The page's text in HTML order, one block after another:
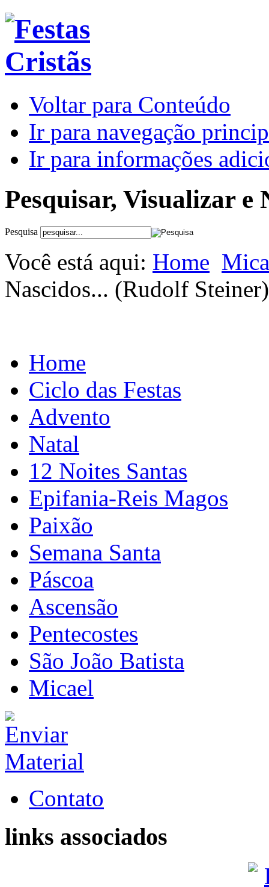
Voltar para Conteúdo
Ir para navegação
Ir para informações
Pesquisar, Visualizar e
Pesquisa
Você está aqui: Home
Nascidos... (Rudolf Steiner)
Home
Ciclo das Festas
Advento
Natal
12 Noites Santas
Epifania-Reis Magos
Paixão
Semana Santa
Páscoa
Ascensão
Pentecostes
São João Batista
Micael
Contato
links associados